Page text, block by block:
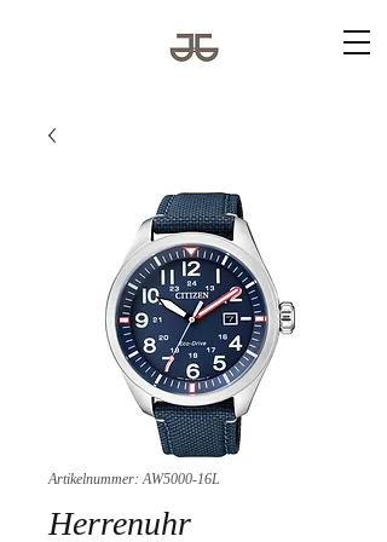
Artikelnummer: AW5000-16L
Herrenuhr